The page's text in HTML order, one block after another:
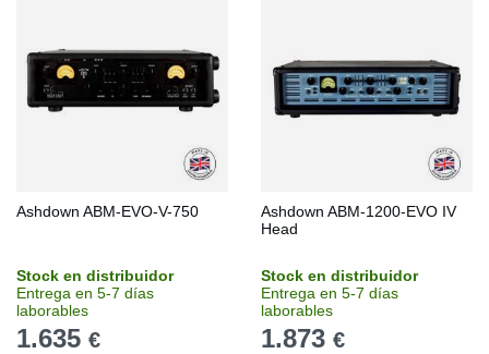
Ashdown ABM-EVO-V-750
Stock en distribuidor
Entrega en 5-7 días
laborables
1.635 €
Ashdown ABM-1200-EVO IV
Head
Stock en distribuidor
Entrega en 5-7 días
laborables
1.873 €